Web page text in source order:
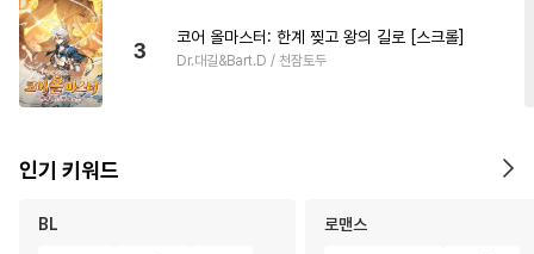
3
코어 올마스터: 한계 찢고 왕의 길로 [스크롤]
Dr.대길&Bart.D / 천잠토두
인기 키워드
BL 로맨스